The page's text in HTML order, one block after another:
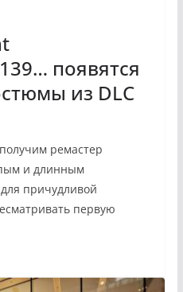
появятся
из DLC
ремастер
и длинным
причудливой
первую